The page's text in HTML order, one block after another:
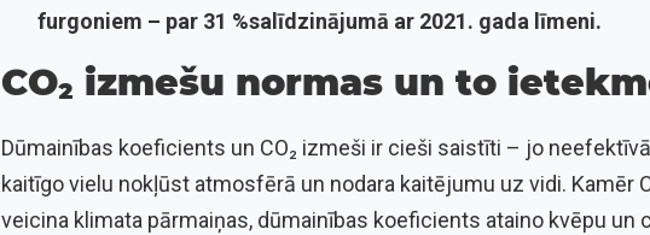
furgoniem – par 31 %salīdzinājumā ar 2021. gada līmeni.
CO₂ izmešu normas un to
Dūmainības koeficients un CO₂ izmeši ir cieši saistīti – jo
kaitīgo vielu nokļūst atmosfērā un nodara kaitējumu uz vidi. Kamēr
veicina klimata pārmaiņas, dūmainības koeficients ataino kvēpu un